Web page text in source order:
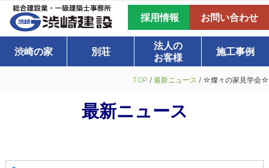
採用情報 お問い合わせ
渋崎の家 別荘
法人の
お客様
施工事例
TOP / 最新ニュース / ☆燦々の家見学会☆
最新ニュース